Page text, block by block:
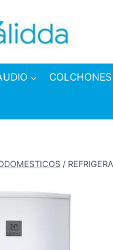
COLCHONES
/